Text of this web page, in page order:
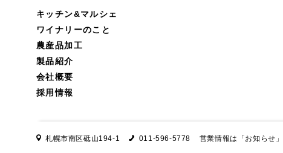
札幌市南区砥山194-1 011-596-5778 営業情報は 「お知らせ」
キッチン&マルシェ
ワイナリーのこと
農産品加工
製品紹介
会社概要
採用情報